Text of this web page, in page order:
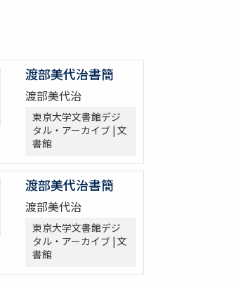
渡部美代治書簡
渡部美代治
東京大学文書館デジ
タル・アーカイブ | 文
書館
渡部美代治書簡
渡部美代治
東京大学文書館デジ
タル・アーカイブ | 文
書館